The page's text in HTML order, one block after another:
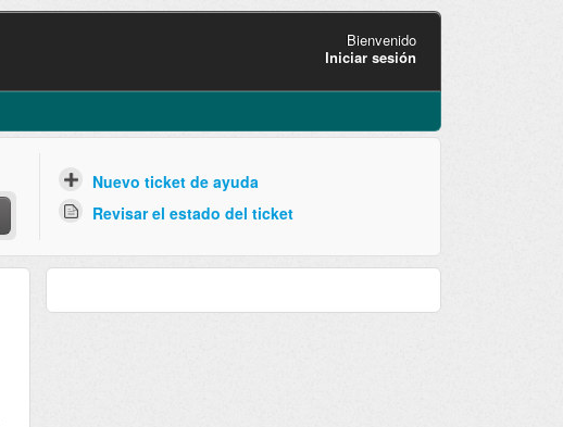
Bienvenido
Iniciar sesión
Nuevo ticket de ayuda
Revisar el estado del ticket